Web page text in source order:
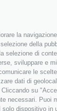
la
della
selezione di
sviluppare e
le
dati di
su
necessari. Puoi
dispositivo in